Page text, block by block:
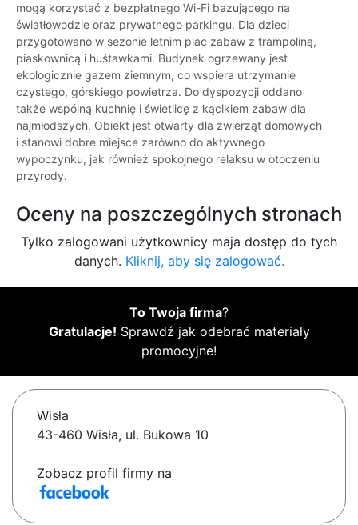
mogą korzystać z bezpłatnego Wi-Fi bazującego na
światłowodzie oraz prywatnego parkingu. Dla dzieci
przygotowano w sezonie letnim plac zabaw z trampoliną,
piaskownicą i huśtawkami. Budynek ogrzewany jest
ekologicznie gazem ziemnym, co wspiera utrzymanie
czystego, górskiego powietrza. Do dyspozycji oddano
także wspólną kuchnię i świetlicę z kącikiem zabaw dla
najmłodszych. Obiekt jest otwarty dla zwierząt domowych
i stanowi dobre miejsce zarówno do aktywnego
wypoczynku, jak również spokojnego relaksu w otoczeniu
przyrody.
Oceny na poszczególnych stronach
Tylko zalogowani użytkownicy maja dostęp do tych
danych. Kliknij, aby się zalogować.
To Twoja firma?
Gratulacje! Sprawdź jak odebrać materiały
promocyjne!
Wisła
43-460 Wisła, ul. Bukowa 10
Zobacz profil firmy na